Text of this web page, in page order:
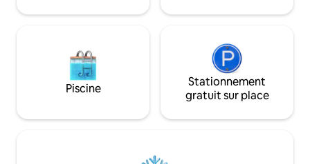
Piscine
Stationnement
gratuit sur place